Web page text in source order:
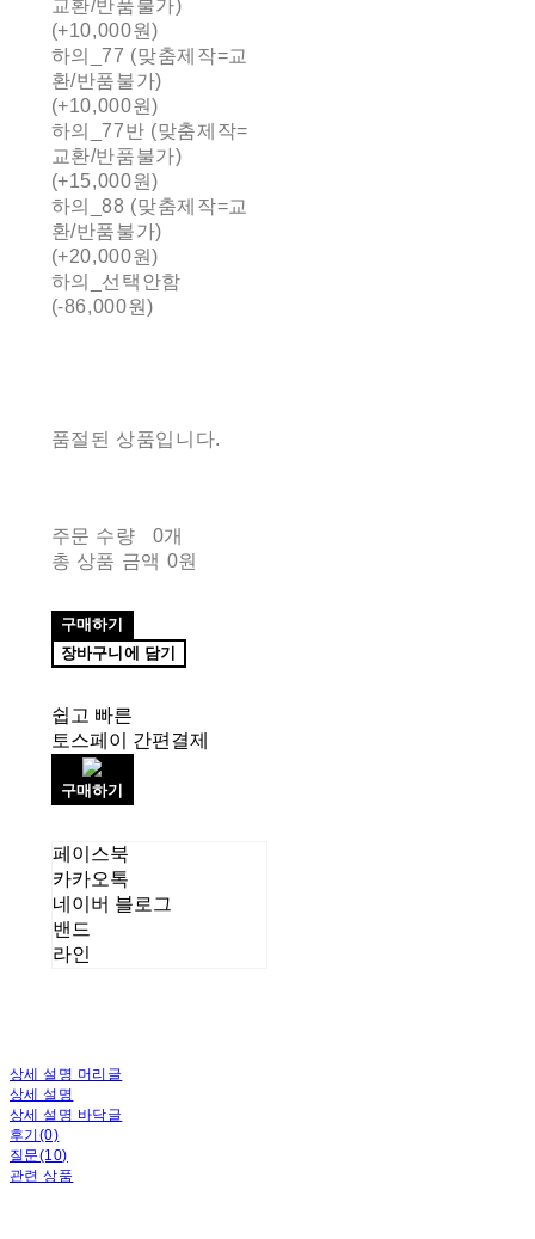
교환/반품불가)
(+10,000원)
하의_77 (맞춤제작=교
환/반품불가)
(+10,000원)
하의_77반 (맞춤제작=
교환/반품불가)
(+15,000원)
하의_88 (맞춤제작=교
환/반품불가)
(+20,000원)
하의_선택안함
(-86,000원)
품절된 상품입니다.
주문 수량
0개
총 상품 금액 0원
구매하기
장바구니에 담기
쉽고 빠른
토스페이 간편결제
구매하기
페이스북
카카오톡
네이버 블로그
밴드
라인
상세 설명 머리글
상세 설명
상세 설명 바닥글
후기(0)
질문(10)
관련 상품